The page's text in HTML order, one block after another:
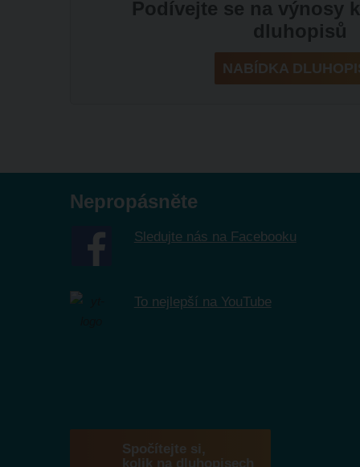
Podívejte se na výnosy
dluhopisů
NABÍDKA
Nepropásněte
Sledujte nás na Facebooku
To nejlepší na YouTube
Spočítejte si,
kolik na dluhopisech